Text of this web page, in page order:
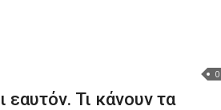
0
Τι κάνουν τα